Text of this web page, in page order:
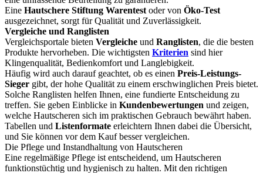
Eine Hautschere Stiftung Warentest oder von Öko-Test
ausgezeichnet, sorgt für Qualität und Zuverlässigkeit.
Vergleiche und Ranglisten
Vergleichsportale bieten Vergleiche und Ranglisten, die die besten
Produkte hervorheben. Die wichtigsten Kriterien sind hier
Klingenqualität, Bedienkomfort und Langlebigkeit.
Häufig wird auch darauf geachtet, ob es einen Preis-Leistungs-
Sieger gibt, der hohe Qualität zu einem erschwinglichen Preis bietet.
Solche Ranglisten helfen Ihnen, eine fundierte Entscheidung zu
treffen. Sie geben Einblicke in Kundenbewertungen und zeigen,
welche Hautscheren sich im praktischen Gebrauch bewährt haben.
Tabellen und Listenformate erleichtern Ihnen dabei die Übersicht,
und Sie können vor dem Kauf besser vergleichen.
Die Pflege und Instandhaltung von Hautscheren
Eine regelmäßige Pflege ist entscheidend, um Hautscheren
funktionstüchtig und hygienisch zu halten. Mit den richtigen